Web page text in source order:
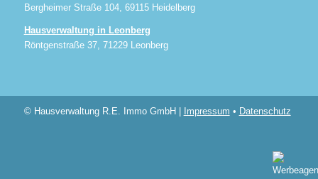
Bergheimer Straße 104, 69115 Heidelberg
Hausverwaltung in Leonberg
Röntgenstraße 37, 71229 Leonberg
© Hausverwaltung R.E. Immo GmbH | Impressum • Datenschutz